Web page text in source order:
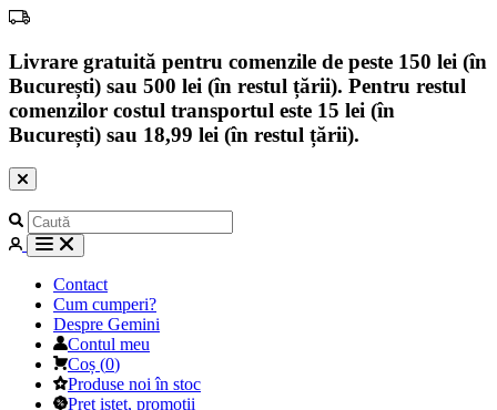
Livrare gratuită pentru comenzile de peste 150 lei (în
București) sau 500 lei (în restul țării). Pentru restul
comenzilor costul transportul este 15 lei (în
București) sau 18,99 lei (în restul țării).
Contact
Cum cumperi?
Despre Gemini
Contul meu
Coș (0)
Produse noi în stoc
Preț isteț, promoții